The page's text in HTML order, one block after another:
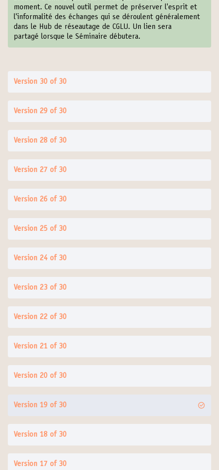
moment. Ce nouvel outil permet de préserver l'esprit et
l'informalité des échanges qui se déroulent généralement
dans le Hub de réseautage de CGLU. Un lien sera
partagé lorsque le Séminaire débutera.
Version 30 of 30
Version 29 of 30
Version 28 of 30
Version 27 of 30
Version 26 of 30
Version 25 of 30
Version 24 of 30
Version 23 of 30
Version 22 of 30
Version 21 of 30
Version 20 of 30
Version 19 of 30
Version 18 of 30
Version 17 of 30